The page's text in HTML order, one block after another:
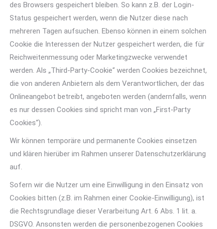
des Browsers gespeichert bleiben. So kann z.B. der Login-
Status gespeichert werden, wenn die Nutzer diese nach
mehreren Tagen aufsuchen. Ebenso können in einem solchen
Cookie die Interessen der Nutzer gespeichert werden, die für
Reichweitenmessung oder Marketingzwecke verwendet
werden. Als „Third-Party-Cookie“ werden Cookies bezeichnet,
die von anderen Anbietern als dem Verantwortlichen, der das
Onlineangebot betreibt, angeboten werden (andernfalls, wenn
es nur dessen Cookies sind spricht man von „First-Party
Cookies“).
Wir können temporäre und permanente Cookies einsetzen
und klären hierüber im Rahmen unserer Datenschutzerklärung
auf.
Sofern wir die Nutzer um eine Einwilligung in den Einsatz von
Cookies bitten (z.B. im Rahmen einer Cookie-Einwilligung), ist
die Rechtsgrundlage dieser Verarbeitung Art. 6 Abs. 1 lit. a.
DSGVO. Ansonsten werden die personenbezogenen Cookies